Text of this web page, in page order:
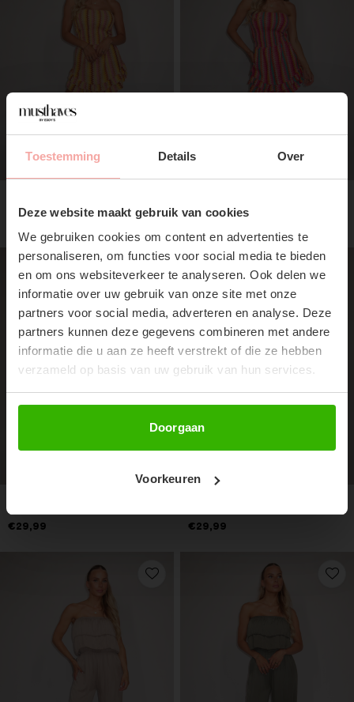
Toestemming Details Over
Deze website maakt gebruik van cookies
We gebruiken cookies om content en advertenties te
personaliseren, om functies voor social media te bieden
en om ons websiteverkeer te analyseren. Ook delen we
informatie over uw gebruik van onze site met onze
partners voor social media, adverteren en analyse. Deze
partners kunnen deze gegevens combineren met andere
informatie die u aan ze heeft verstrekt of die ze hebben
verzameld op basis van uw gebruik van hun services.
Doorgaan
Voorkeuren
SUBSCRIBE NOW & GET
10% OFF YOUR FIRST
ORDER!
Don't miss out on our trendy new drops or exclusive
€29,99
€29,99